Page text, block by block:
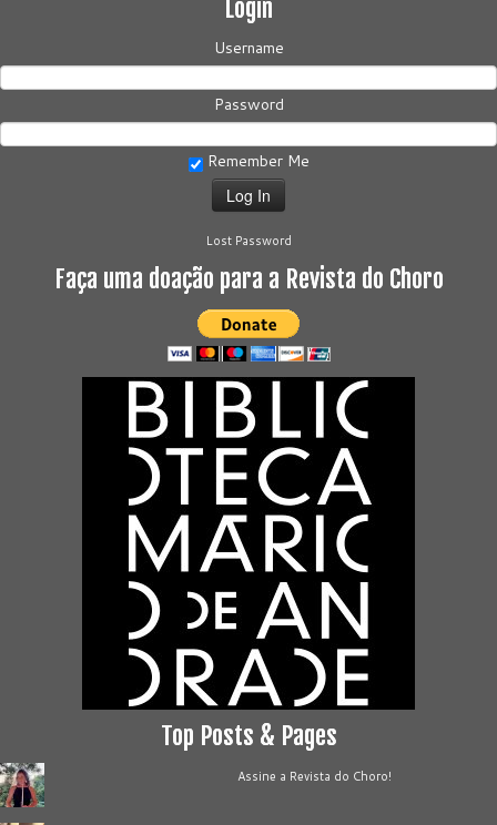
Login
Username
Password
Remember Me
Lost Password
Faça uma doação para a Revista do Choro
Top Posts & Pages
Assine a Revista do Choro!